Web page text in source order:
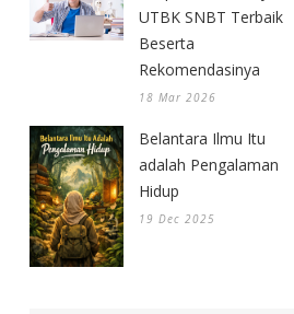
UTBK SNBT Terbaik
Beserta
Rekomendasinya
18 Mar 2026
Belantara Ilmu Itu
adalah Pengalaman
Hidup
19 Dec 2025